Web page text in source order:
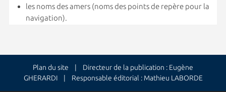
les noms des amers (noms des points de repère pour la
navigation).
Plan du site | Directeur de la publication : Eugène
GHERARDI | Responsable éditorial : Mathieu LABORDE